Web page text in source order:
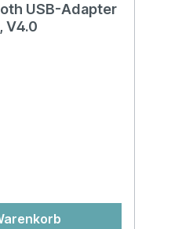
USB-Adapter
V4.0